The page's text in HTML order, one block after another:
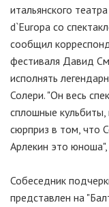
итальянского
d`Europa со
сообщил
фестиваля Давид
исполнять
Солери. "Он весь
сплошные
сюрприз в том, что
Арлекин это
Собеседник
представлен на